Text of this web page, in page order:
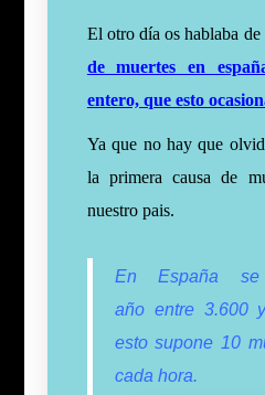
El otro día os hablaba de
de muertes en
entero, que esto
Ya que no hay que
la primera causa de
nuestro pais.
En España se
año entre 3.600
esto supone 10
cada hora.